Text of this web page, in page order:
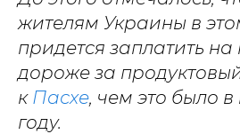
жителям Украины в
придется заплатить
дороже за
к Пасхе, чем это было
году.